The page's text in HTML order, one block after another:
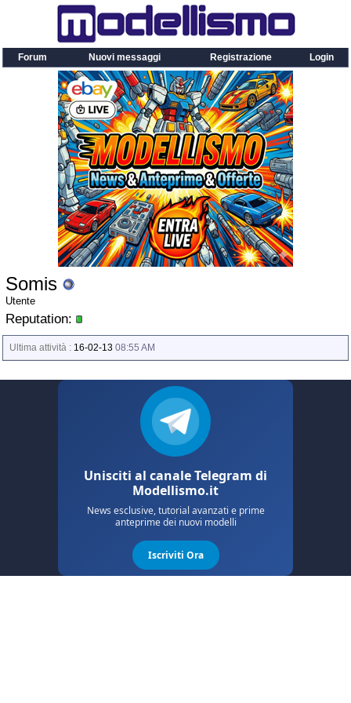
Forum Nuovi messaggi Registrazione Login
Somis
Utente
Reputation:
Ultima attività : 16-02-13 08:55 AM